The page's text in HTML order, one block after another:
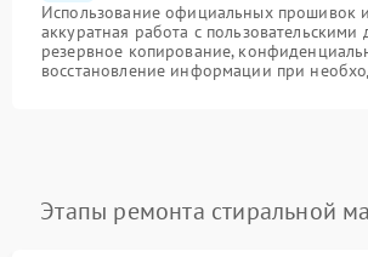
Использование официальных прошивок
аккуратная работа с
резервное копирование,
восстановление информации при
Этапы ремонта стиральной